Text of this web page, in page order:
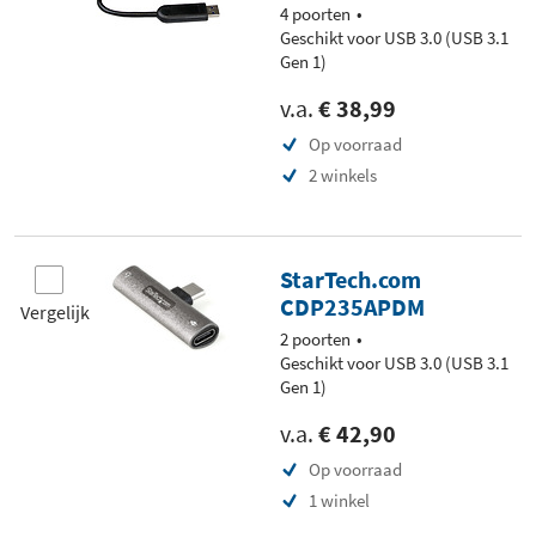
4 poorten
Geschikt voor USB 3.0 (USB 3.1
Gen 1)
v.a. € 38,99
Op voorraad
2 winkels
Vergelijk
StarTech.com
CDP235APDM
2 poorten
Geschikt voor USB 3.0 (USB 3.1
Gen 1)
v.a. € 42,90
Op voorraad
1 winkel